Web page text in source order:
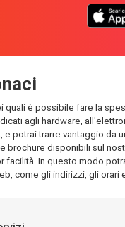
è possibile fare la
agli hardware,
potrai trarre vantaggio
brochure disponibili sul
In questo modo
come gli indirizzi, gli orari